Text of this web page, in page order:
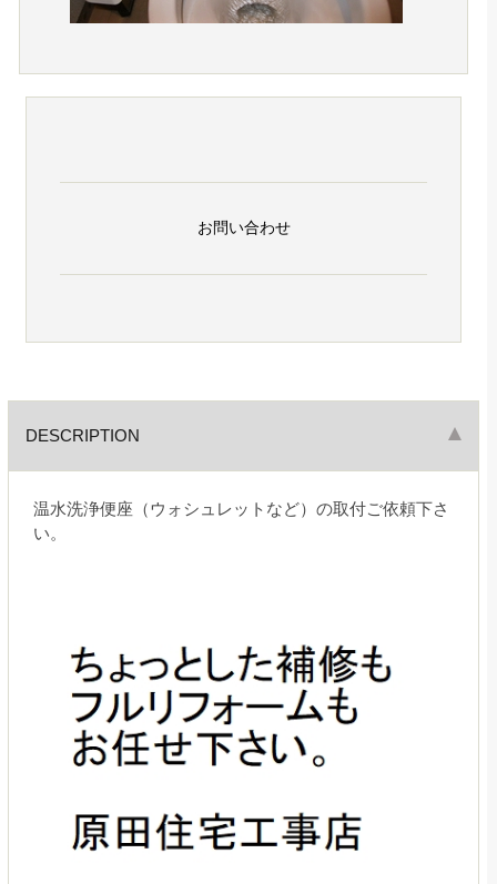
お問い合わせ
DESCRIPTION
温水洗浄便座（ウォシュレットなど）の取付ご依頼下さ
い。